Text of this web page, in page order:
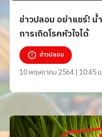
ข่าวปลอม อย่าแชร์!
การเกิดโรคหัวใจได้
ข่าวปลอม
10 พฤษภาคม 2564 | 10:45 น.